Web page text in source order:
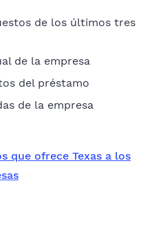
de los últimos tres
de la empresa
del préstamo
de la empresa
que ofrece Texas a los